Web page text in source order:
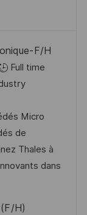
F/H
Full time
Micro
de
Thales à
dans
H)